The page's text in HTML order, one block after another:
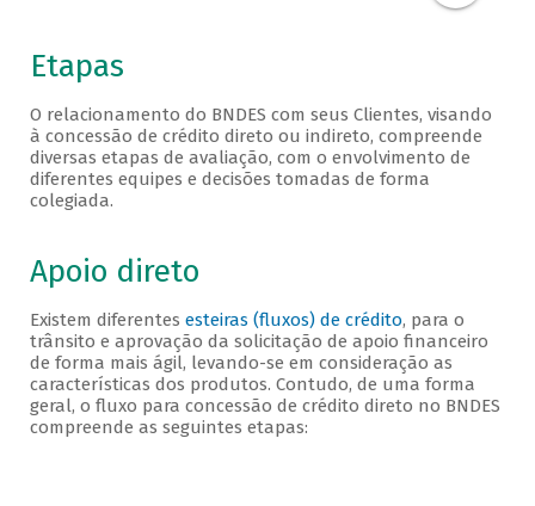
Etapas
O relacionamento do BNDES com seus Clientes, visando
à concessão de crédito direto ou indireto, compreende
diversas etapas de avaliação, com o envolvimento de
diferentes equipes e decisões tomadas de forma
colegiada.
Apoio direto
Existem diferentes esteiras (fluxos) de crédito, para o
trânsito e aprovação da solicitação de apoio financeiro
de forma mais ágil, levando-se em consideração as
características dos produtos. Contudo, de uma forma
geral, o fluxo para concessão de crédito direto no BNDES
compreende as seguintes etapas: